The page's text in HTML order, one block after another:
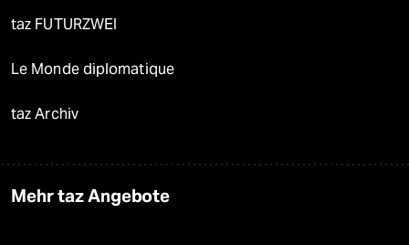
taz FUTURZWEI
Le Monde diplomatique
taz Archiv
Mehr taz Angebote